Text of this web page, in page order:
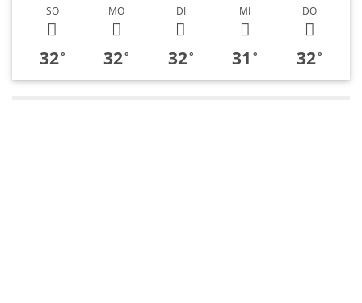
SO
32°
MO
32°
DI
32°
MI
31 °
DO
32°